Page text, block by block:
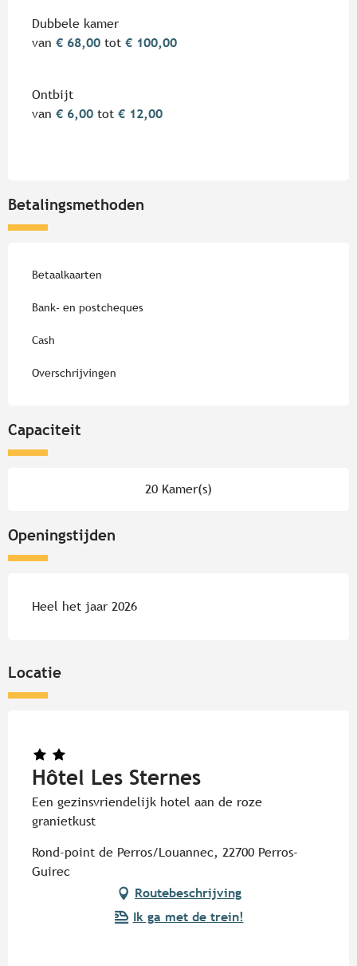
Tarieven 2026
Dubbele kamer
van € 68,00 tot € 100,00
Ontbijt
van € 6,00 tot € 12,00
Betalingsmethoden
Betaalkaarten
Bank- en postcheques
Cash
Overschrijvingen
Capaciteit
20 Kamer(s)
Openingstijden
Heel het jaar 2026
Locatie
Hôtel Les Sternes
Een gezinsvriendelijk hotel aan de roze
granietkust
Rond-point de Perros/Louannec, 22700 Perros-
Guirec
Routebeschrijving
Ik ga met de trein!